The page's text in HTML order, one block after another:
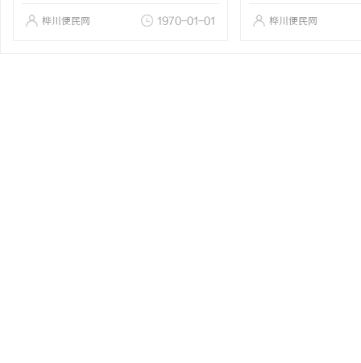
桦川便民网 1970-01-01 桦川便民网